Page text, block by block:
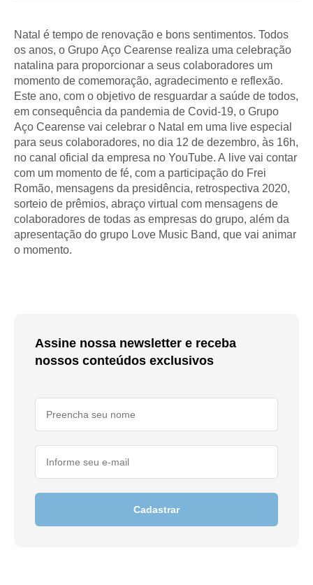
Natal é tempo de renovação e bons sentimentos. Todos
os anos, o Grupo Aço Cearense realiza uma celebração
natalina para proporcionar a seus colaboradores um
momento de comemoração, agradecimento e reflexão.
Este ano, com o objetivo de resguardar a saúde de todos,
em consequência da pandemia de Covid-19, o Grupo
Aço Cearense vai celebrar o Natal em uma live especial
para seus colaboradores, no dia 12 de dezembro, às 16h,
no canal oficial da empresa no YouTube. A live vai contar
com um momento de fé, com a participação do Frei
Romão, mensagens da presidência, retrospectiva 2020,
sorteio de prêmios, abraço virtual com mensagens de
colaboradores de todas as empresas do grupo, além da
apresentação do grupo Love Music Band, que vai animar
o momento.
Assine nossa newsletter e receba
nossos conteúdos exclusivos
Cadastrar